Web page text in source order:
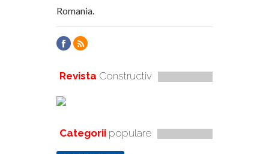
Romania.
Revista Constructiv
Categorii populare